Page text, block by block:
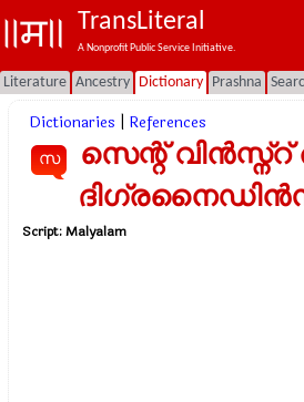
TransLiteral
A Nonprofit Public Service Initiative.
Literature Ancestry Dictionary Prashna
Dictionaries References
സ
സെന്റ്
Script:Malyalam